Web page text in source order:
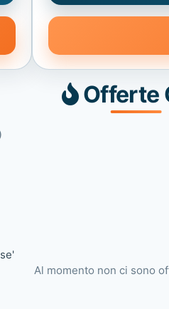
Offerte
Al momento non ci sono